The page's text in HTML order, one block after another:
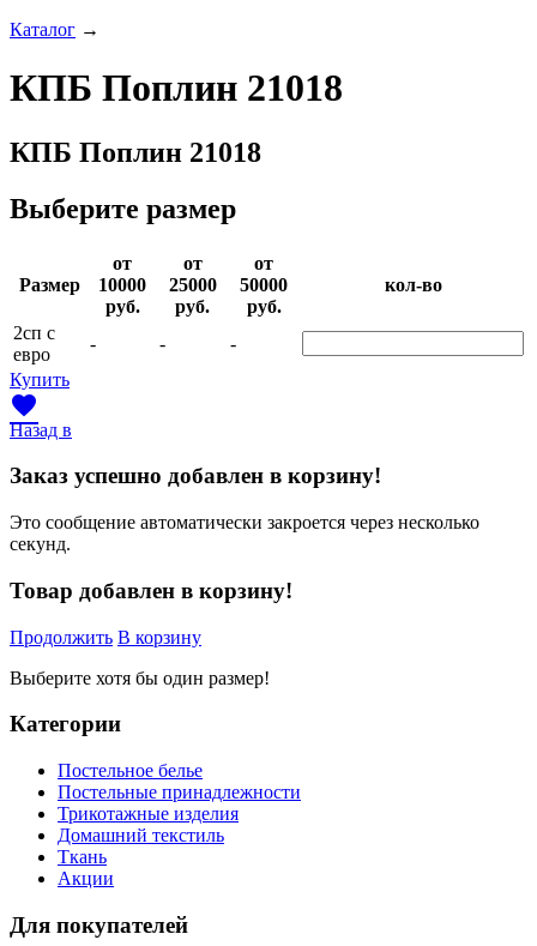
Каталог →
КПБ Поплин 21018
КПБ Поплин 21018
Выберите размер
Раз­мер
от
10000­
руб.
от
25000­
руб.
от
50000­
руб.
кол-во
2сп с
евро
- -
-
Купить
favorite
Назад в
Заказ успешно добавлен в корзину!
Это сообщение автоматически закроется через несколько
секунд.
Товар добавлен в корзину!
Продолжить В корзину
Выберите хотя бы один размер!
Категории
Постельное белье
Постельные принадлежности
Трикотажные изделия
Домашний текстиль
Ткань
Акции
Для покупателей